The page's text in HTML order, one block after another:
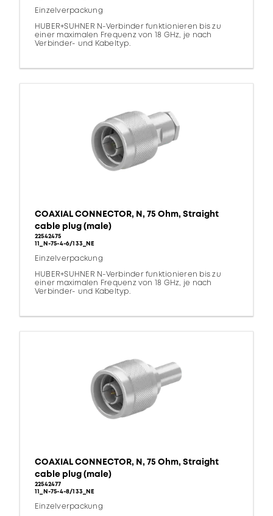
Einzelverpackung
HUBER+SUHNER N-Verbinder funktionieren bis zu
einer maximalen Frequenz von 18 GHz, je nach
Verbinder- und Kabeltyp.
COAXIAL CONNECTOR, N, 75 Ohm, Straight
cable plug (male)
22542475
11_N-75-4-6/133_NE
Einzelverpackung
HUBER+SUHNER N-Verbinder funktionieren bis zu
einer maximalen Frequenz von 18 GHz, je nach
Verbinder- und Kabeltyp.
COAXIAL CONNECTOR, N, 75 Ohm, Straight
cable plug (male)
22542477
11_N-75-4-8/133_NE
Einzelverpackung